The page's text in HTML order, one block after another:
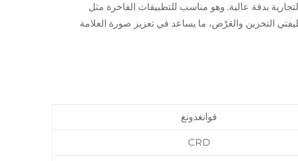
بدقة عالية. وهو مناسب للتطبيقات الفاخرة مثل
التخزين والعَرْض، ما يساعد في تعزيز صورة العلامة
قوانغدونغ
CRD